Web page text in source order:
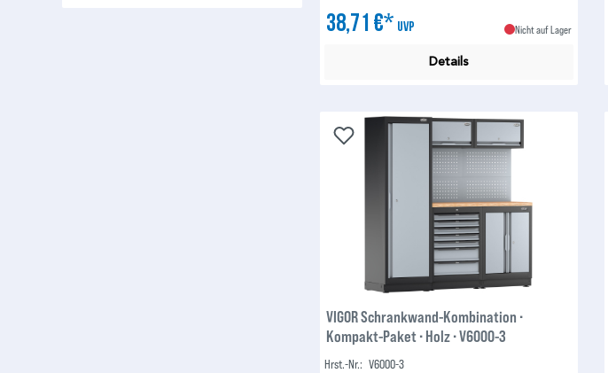
38,71 €* UVP Nicht auf Lager
Details
VIGOR Schrankwand-Kombination ∙
Kompakt-Paket ∙ Holz ∙ V6000-3
Hrst.-Nr.: V6000-3